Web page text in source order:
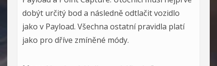
dobýt určitý bod a následně odtlačit vozidlo
jako v Payload. Všechna ostatní pravidla platí
jako pro dříve zmíněné módy.